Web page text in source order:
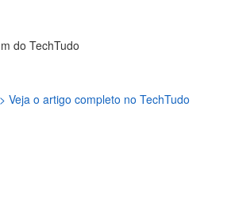
do TechTudo
Veja o artigo completo no TechTudo